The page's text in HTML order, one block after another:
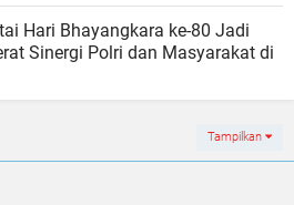
Hari Bhayangkara ke-80 Jadi
Sinergi Polri dan Masyarakat di
Tampilkan